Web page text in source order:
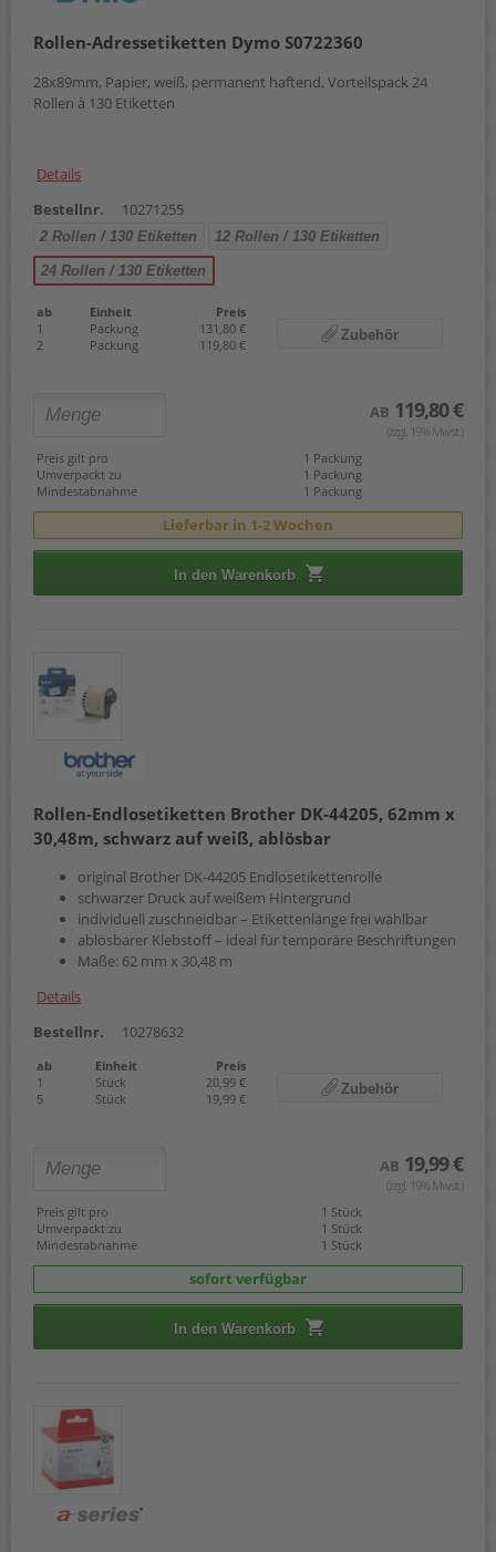
54 x 101 mm
57 x 32 mm
103 x 164 mm
Rollen-Adressetiketten Dymo S0722360
28x89mm, Papier, weiß, permanent haftend, Vorteilspack 24
Rollen à 130 Etiketten
Details
Bestellnr.
10271255
2 Rollen / 130 Etiketten 12 Rollen / 130 Etiketten
24 Rollen / 130 Etiketten
ab Einheit
Preis
1
Packung
131,80 €
2
Packung 119,80 €
Zubehör
AB 119,80 €
(zzgl. 19% Mwst.)
Preis gilt pro
1 Packung
Umverpackt zu
1 Packung
Mindestabnahme
1 Packung
Lieferbar in 1-2 Wochen
In den Warenkorb
Rollen-Endlosetiketten Brother DK-44205, 62mm x
30,48m, schwarz auf weiß, ablösbar
original Brother DK-44205 Endlosetikettenrolle
schwarzer Druck auf weißem Hintergrund
individuell zuschneidbar – Etikettenlänge frei wählbar
ablösbarer Klebstoff – ideal für temporäre Beschriftungen
Maße: 62 mm x 30,48 m
Details
Bestellnr.
10278632
ab Einheit
Preis
1
Stück
20,99 €
5
Stück 19,99 €
Zubehör
AB 19,99 €
(zzgl. 19% Mwst.)
Preis gilt pro
1 Stück
Umverpackt zu
1 Stück
Mindestabnahme
1 Stück
sofort verfügbar
In den Warenkorb